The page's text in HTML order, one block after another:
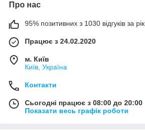
Про нас
95% позитивних з 1030 відгуків за рік
Працює з 24.02.2020
м. Київ
Київ, Україна
Контакти
Сьогодні працює з 08:00 до 20:00
Показати весь графік роботи